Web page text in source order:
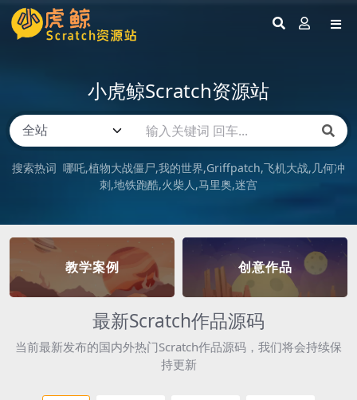
小虎鲸Scratch资源站
搜索热词 哪吒 植物大战僵尸 我的世界 Griffpatch 飞机大战 几何冲
刺 地铁跑酷 火柴人 马里奥 迷宫
教学案例 创意作品
最新Scratch作品源码
当前最新发布的国内外热门Scratch作品源码，我们将会持续保
持更新